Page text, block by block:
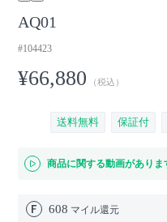
AQ01
#104423
¥66,880 （税込）
送料無料 保証付
商品に関する動画がありま
608 マイル還元